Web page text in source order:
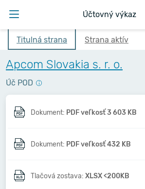
Účtovný výkaz
Titulná strana Strana aktív
Apcom Slovakia s. r. o.
Úč POD
Dokument: PDF veľkosť 3 603 KB
Dokument: PDF veľkosť 432 KB
Tlačová zostava: XLSX <200KB